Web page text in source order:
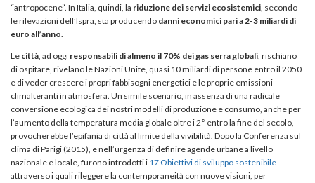
“antropocene”. In Italia, quindi, la riduzione dei servizi ecosistemici , secondo
le rilevazioni dell’Ispra, sta producendo danni economici pari a 2-3 miliardi di
euro all’anno
Le città , ad oggi responsabili di almeno il 70% dei gas serra globali , rischiano
di ospitare, rivelano le Nazioni Unite, quasi 10 miliardi di persone entro il 2050
e di veder crescere i propri fabbisogni energetici e le proprie emissioni
climalteranti in atmosfera. Un simile scenario, in assenza di una radicale
conversione ecologica dei nostri modelli di produzione e consumo, anche per
l’aumento della temperatura media globale oltre i 2° entro la fine del secolo,
provocherebbe l’epifania di città al limite della vivibilità. Dopo la Conferenza sul
clima di Parigi (2015), e nell’urgenza di definire agende urbane a livello
nazionale e locale, furono introdotti i 17 Obiettivi di sviluppo sostenibile
attraverso i quali rileggere la contemporaneità con nuove visioni, per